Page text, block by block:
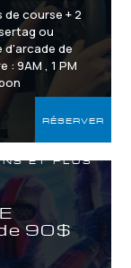
course + 2
ou
d'arcade de
: 9AM , 1 PM
RÉSERVER
ET PLUS
90$